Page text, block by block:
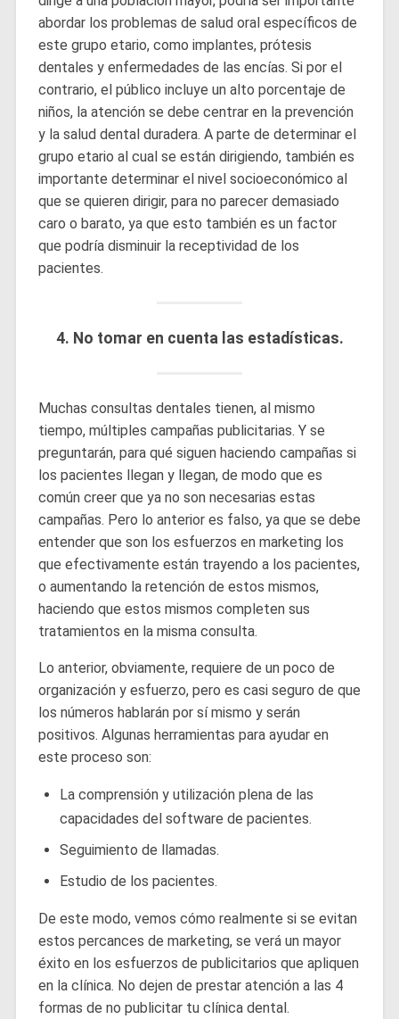
abordar los problemas de salud oral específicos de
este grupo etario, como implantes, prótesis
dentales y enfermedades de las encías. Si por el
contrario, el público incluye un alto porcentaje de
niños, la atención se debe centrar en la prevención
y la salud dental duradera. A parte de determinar el
grupo etario al cual se están dirigiendo, también es
importante determinar el nivel socioeconómico al
que se quieren dirigir, para no parecer demasiado
caro o barato, ya que esto también es un factor
que podría disminuir la receptividad de los
pacientes.
4. No tomar en cuenta las estadísticas.
Muchas consultas dentales tienen, al mismo
tiempo, múltiples campañas publicitarias. Y se
preguntarán, para qué siguen haciendo campañas si
los pacientes llegan y llegan, de modo que es
común creer que ya no son necesarias estas
campañas. Pero lo anterior es falso, ya que se debe
entender que son los esfuerzos en marketing los
que efectivamente están trayendo a los pacientes,
o aumentando la retención de estos mismos,
haciendo que estos mismos completen sus
tratamientos en la misma consulta.
Lo anterior, obviamente, requiere de un poco de
organización y esfuerzo, pero es casi seguro de que
los números hablarán por sí mismo y serán
positivos. Algunas herramientas para ayudar en
este proceso son:
La comprensión y utilización plena de las
capacidades del software de pacientes.
Seguimiento de llamadas.
Estudio de los pacientes.
De este modo, vemos cómo realmente si se evitan
estos percances de marketing, se verá un mayor
éxito en los esfuerzos de publicitarios que apliquen
en la clínica. No dejen de prestar atención a las 4
formas de no publicitar tu clínica dental.